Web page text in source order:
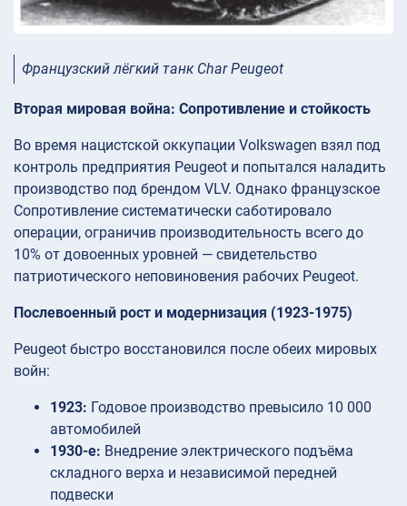
Французский лёгкий танк Char Peugeot
Вторая мировая война: Сопротивление и стойкость
Во время нацистской оккупации Volkswagen взял под
контроль предприятия Peugeot и попытался наладить
производство под брендом VLV. Однако французское
Сопротивление систематически саботировало
операции, ограничив производительность всего до
10% от довоенных уровней — свидетельство
патриотического неповиновения рабочих Peugeot.
Послевоенный рост и модернизация (1923-1975)
Peugeot быстро восстановился после обеих мировых
войн:
1923: Годовое производство превысило 10 000
автомобилей
1930-е: Внедрение электрического подъёма
складного верха и независимой передней
подвески